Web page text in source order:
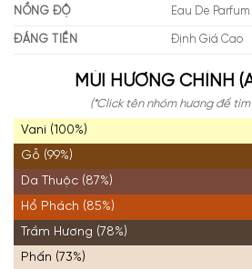
NỒNG ĐỘ Eau De Parfum
ĐÁNG TIỀN Định Giá Cao
MÙI HƯƠNG CHÍNH
(*Click tên nhóm hương để
Vani (100%)
Gỗ (99%)
Da Thuộc (87%)
Hổ Phách (85%)
Trầm Hương (78%)
Phấn (73%)